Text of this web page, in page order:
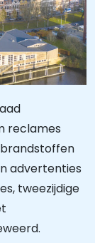
reclames
brandstoffen
advertenties
tweezijdige